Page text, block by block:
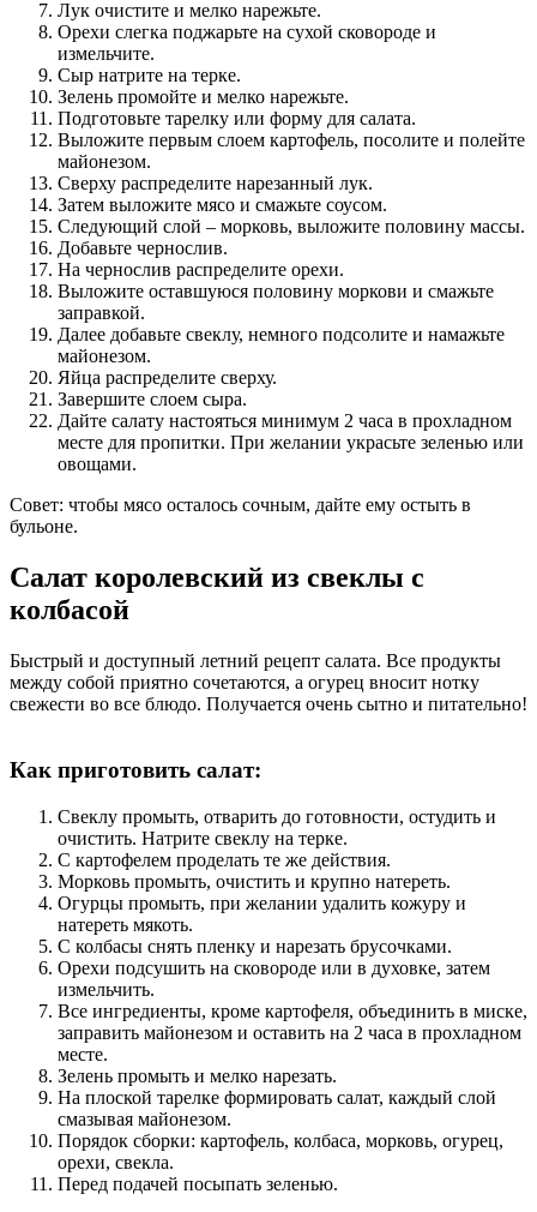
Лук очистите и мелко нарежьте.
Орехи слегка поджарьте на сухой сковороде и
измельчите.
Сыр натрите на терке.
Зелень промойте и мелко нарежьте.
Подготовьте тарелку или форму для салата.
Выложите первым слоем картофель, посолите и полейте
майонезом.
Сверху распределите нарезанный лук.
Затем выложите мясо и смажьте соусом.
Следующий слой – морковь, выложите половину массы.
Добавьте чернослив.
На чернослив распределите орехи.
Выложите оставшуюся половину моркови и смажьте
заправкой.
Далее добавьте свеклу, немного подсолите и намажьте
майонезом.
Яйца распределите сверху.
Завершите слоем сыра.
Дайте салату настояться минимум 2 часа в прохладном
месте для пропитки. При желании украсьте зеленью или
овощами.
Совет: чтобы мясо осталось сочным, дайте ему остыть в
бульоне.
Салат королевский из свеклы с
колбасой
Быстрый и доступный летний рецепт салата. Все продукты
между собой приятно сочетаются, а огурец вносит нотку
свежести во все блюдо. Получается очень сытно и питательно!
Как приготовить салат:
Свеклу промыть, отварить до готовности, остудить и
очистить. Натрите свеклу на терке.
С картофелем проделать те же действия.
Морковь промыть, очистить и крупно натереть.
Огурцы промыть, при желании удалить кожуру и
натереть мякоть.
С колбасы снять пленку и нарезать брусочками.
Орехи подсушить на сковороде или в духовке, затем
измельчить.
Все ингредиенты, кроме картофеля, объединить в миске,
заправить майонезом и оставить на 2 часа в прохладном
месте.
Зелень промыть и мелко нарезать.
На плоской тарелке формировать салат, каждый слой
смазывая майонезом.
Порядок сборки: картофель, колбаса, морковь, огурец,
орехи, свекла.
Перед подачей посыпать зеленью.